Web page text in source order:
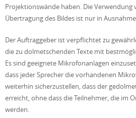
Projektionswände haben. Die
Übertragung des Bildes ist nur in
Der Auftraggeber ist verpflichtet zu
die zu dolmetschenden Texte mit
Es sind geeignete Mikrofonanlagen
dass jeder Sprecher die vorhandenen
weiterhin sicherzustellen, dass der
erreicht, ohne dass die Teilnehmer, die im
werden.